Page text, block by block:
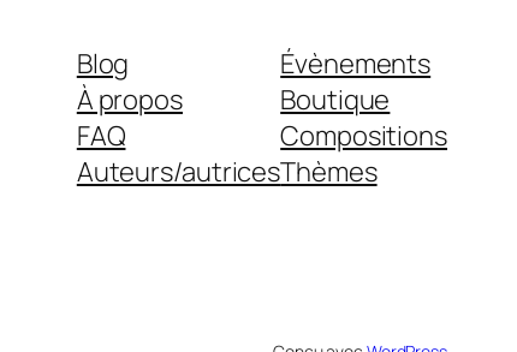
Blog
À propos
FAQ
Auteurs/autrices
Évènements
Boutique
Compositions
Thèmes